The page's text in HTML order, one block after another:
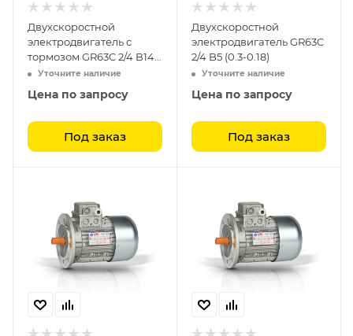
Двухскоростной
электродвигатель с
тормозом GR63C 2/4 B14
(0.3-0.18)
Уточните наличие
Цена по запросу
Под заказ
Двухскоростной
электродвигатель GR63C
2/4 B5 (0.3-0.18)
Уточните наличие
Цена по запросу
Под заказ